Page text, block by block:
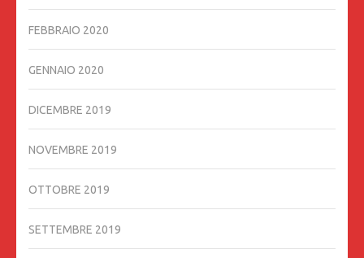
FEBBRAIO 2020
GENNAIO 2020
DICEMBRE 2019
NOVEMBRE 2019
OTTOBRE 2019
SETTEMBRE 2019